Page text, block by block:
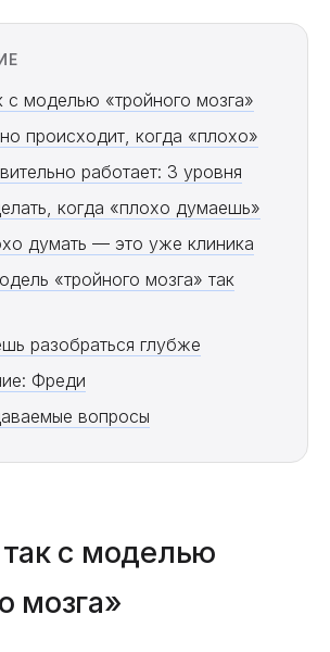
с моделью «тройного мозга»
происходит, когда «плохо»
работает: 3 уровня
когда «плохо думаешь»
думать — это уже клиника
«тройного мозга» так
разобраться глубже
Фреди
вопросы
так с моделью
мозга»